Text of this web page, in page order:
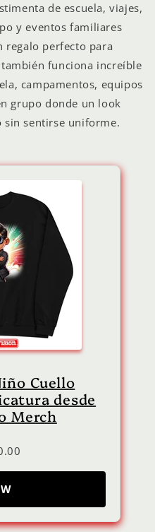
de escuela, viajes,
y eventos familiares
regalo perfecto para
funciona increíble
campamentos, equipos
grupo donde un look
sin sentirse uniforme.
Cuello
desde
Merch